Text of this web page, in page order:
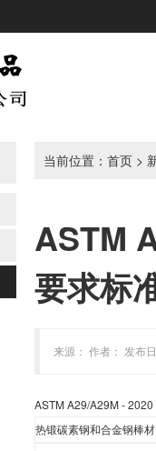
当前位置： 首页 >
ASTM
要求标
来源： 作者： 发布
ASTM A29/A29M - 2020
热锻碳素钢和合金钢棒